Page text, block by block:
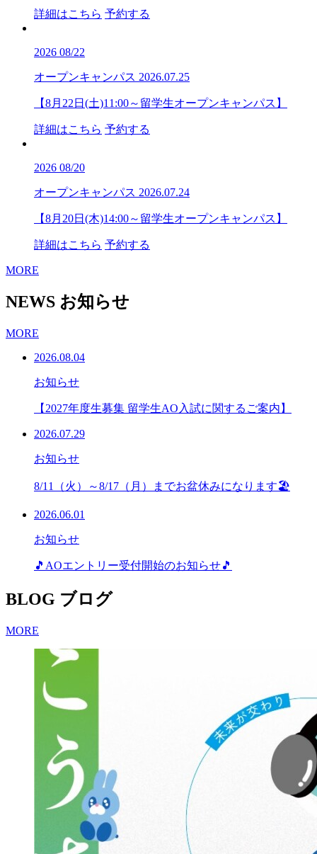
詳細はこちら 予約する
2026 08/22
オープンキャンパス 2026.07.25
【8月22日(土)11:00～留学生オープンキャンパス】
詳細はこちら 予約する
2026 08/20
オープンキャンパス 2026.07.24
【8月20日(木)14:00～留学生オープンキャンパス】
詳細はこちら 予約する
MORE
NEWS お知らせ
MORE
2026.08.04
お知らせ
【2027年度生募集 留学生AO入試に関するご案内】
2026.07.29
お知らせ
8/11（火）～8/17（月）までお盆休みになります🏖
2026.06.01
お知らせ
🎵AOエントリー受付開始のお知らせ🎵
BLOG ブログ
MORE